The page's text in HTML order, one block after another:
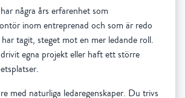
några års erfarenhet som
inom entreprenad och som är redo
tagit, steget mot en mer ledande roll.
egna projekt eller haft ett större
med naturliga ledaregenskaper. Du trivs